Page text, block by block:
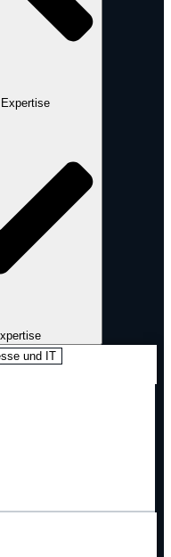
und IT